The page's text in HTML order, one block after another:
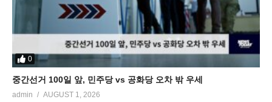
0
중간선거 100일 앞, 민주당 vs 공화당 오차 밖 우세
admin AUGUST 1, 2026